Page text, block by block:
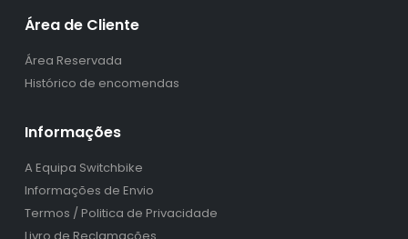
Área de Cliente
Área Reservada
Histórico de encomendas
Informações
A Equipa Switchbike
Informações de Envio
Termos / Politica de Privacidade